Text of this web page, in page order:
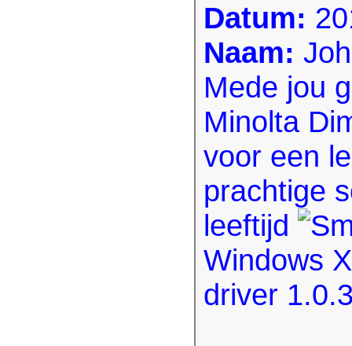
Datum:
Naam:
Mede jou
Minolta
voor een
prachtige
leeftijd
Windows
driver